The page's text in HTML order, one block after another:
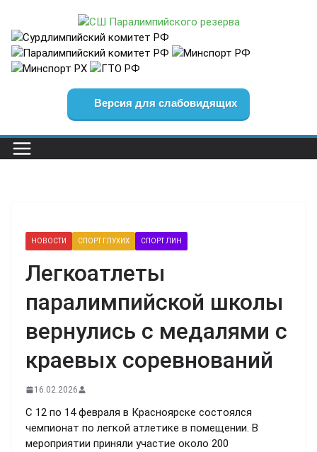
содержимому
Версия для слабовидящих
НОВОСТИ СПОРТ ГЛУХИХ СПОРТ ЛИН
Легкоатлеты
паралимпийской школы
вернулись с медалями с
краевых соревнований
16.02.2026
С 12 по 14 февраля в Красноярске состоялся
чемпионат по легкой атлетике в помещении. В
мероприятии приняли участие около 200